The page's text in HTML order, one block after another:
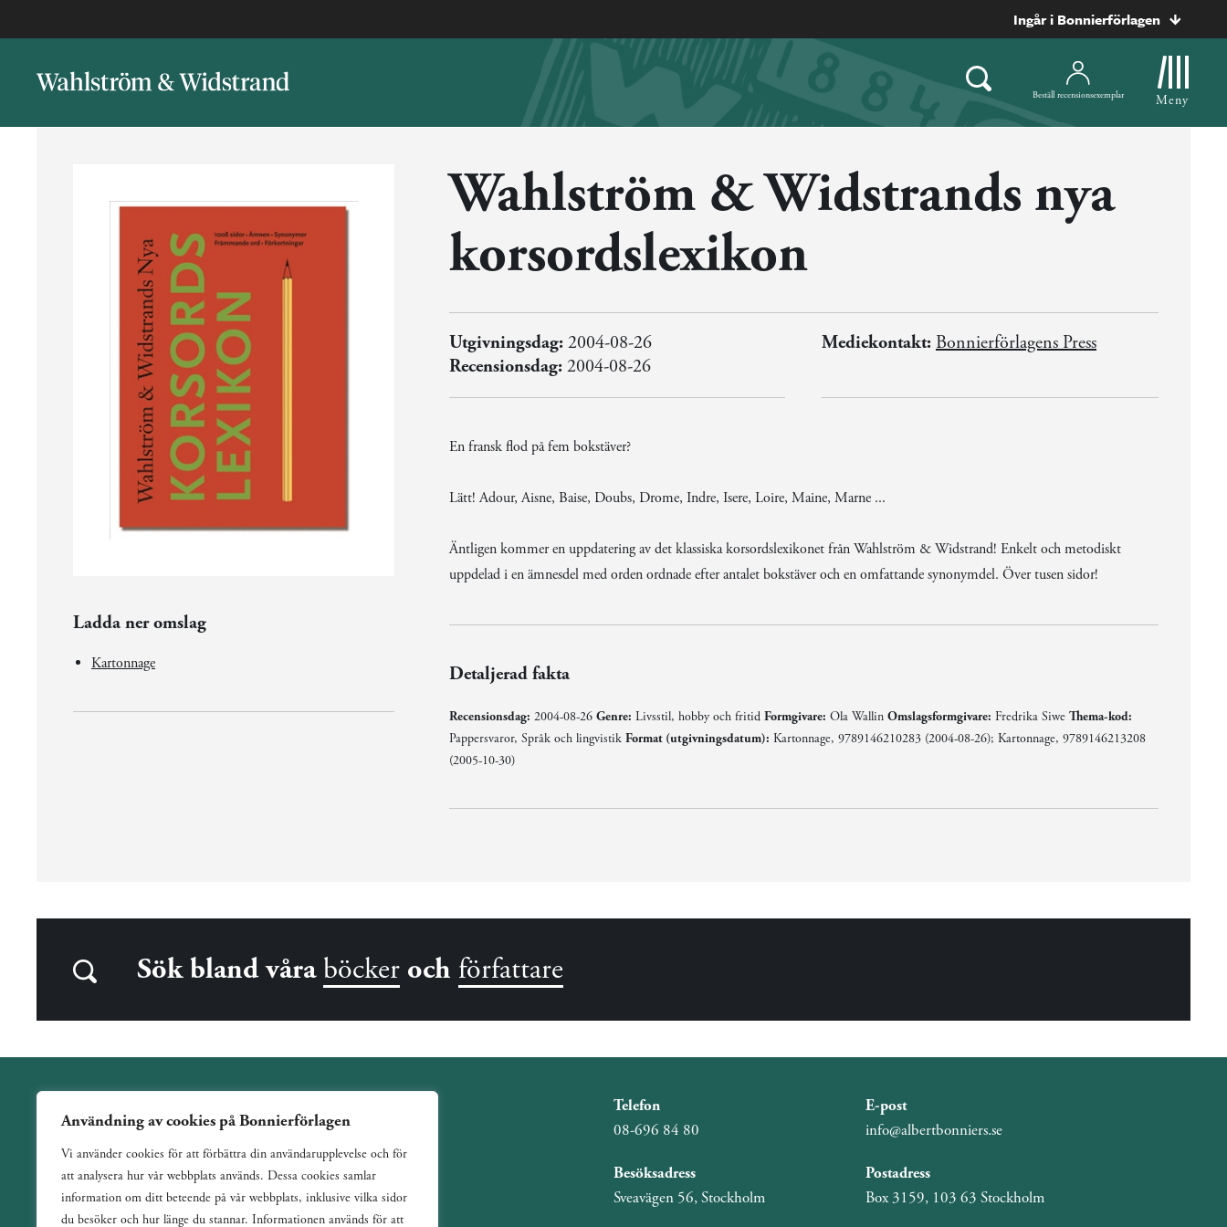
Användning av cookies på Bonnierförlagen
Vi använder cookies för att förbättra din användarupplevelse och för
att analysera hur vår webbplats används. Dessa cookies samlar
information om ditt beteende på vår webbplats, inklusive vilka sidor
du besöker och hur länge du stannar. Informationen används för att
Ingår i Bonnierförlagen
Beställ recensionsexemplar Meny
Ladda ner omslag
Kartonnage
Wahlström & Widstrands nya
korsordslexikon
Utgivningsdag:2004-08-26
Recensionsdag:2004-08-26
Mediekontakt: Bonnierförlagens Press
En fransk flod på fem bokstäver?
Lätt! Adour, Aisne, Baise, Doubs, Drome, Indre, Isere, Loire, Maine, Marne ...
Äntligen kommer en uppdatering av det klassiska korsordslexikonet från Wahlström & Widstrand! Enkelt och metodiskt
uppdelad i en ämnesdel med orden ordnade efter antalet bokstäver och en omfattande synonymdel. Över tusen sidor!
Detaljerad fakta
Recensionsdag: 2004-08-26 Genre: Livsstil, hobby och fritid Formgivare: Ola Wallin Omslagsformgivare: Fredrika Siwe Thema-kod:
Pappersvaror, Språk och lingvistik Format (utgivningsdatum): Kartonnage, 9789146210283 (2004-08-26); Kartonnage, 9789146213208
(2005-10-30)
Sök bland våra böcker och författare
Wahlström & Widstrand är ett allmänutgivande förlag
verksamt sedan 1884. Vi har en bred och varierad utgivning
med ett tydligt fokus på skönlitteratur inom de flesta genrer.
Telefon
08-696 84 80
E-post
info@albertbonniers.se
Besöksadress
Sveavägen 56, Stockholm
Postadress
Box 3159, 103 63 Stockholm